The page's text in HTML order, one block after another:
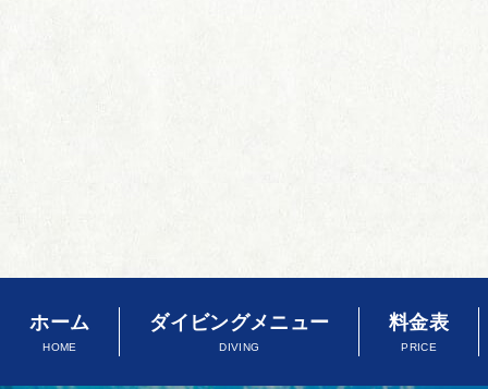
ホーム
HOME
ダイビングメニュー
DIVING
料金表
PRICE